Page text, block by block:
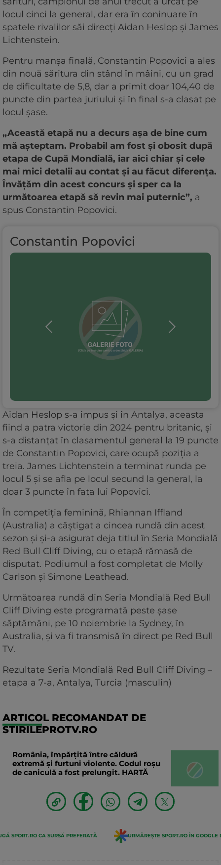
locul cinci la general, dar era în coninuare în
spatele rivalilor săi direcți Aidan Heslop și James
Lichtenstein.
Pentru manșa finală, Constantin Popovici a ales
din nouă săritura din stând în mâini, cu un grad
de dificultate de 5,8, dar a primit doar 104,40 de
puncte din partea juriului și în final s-a clasat pe
locul șase.
„Această etapă nu a decurs așa de bine cum
mă așteptam. Probabil am fost și obosit după
etapa de Cupă Mondială, iar aici chiar și cele
mai mici detalii au contat și au făcut diferența.
Învățăm din acest concurs și sper ca la
următoarea etapă să revin mai puternic”, a
spus Constantin Popovici.
Constantin Popovici
Aidan Heslop s-a impus și în Antalya, aceasta
fiind a patra victorie din 2024 pentru britanic, și
s-a distanțat în clasamentul general la 19 puncte
de Constantin Popovici, care ocupă poziția a
treia. James Lichtenstein a terminat runda pe
locul 5 și se afla pe locul secund la general, la
doar 3 puncte în fața lui Popovici.
În competiția feminină, Rhiannan Iffland
(Australia) a câștigat a cincea rundă din acest
sezon și și-a asigurat deja titlul în Seria Mondială
Red Bull Cliff Diving, cu o etapă rămasă de
disputat. Podiumul a fost completat de Molly
Carlson și Simone Leathead.
Următoarea rundă din Seria Mondială Red Bull
Cliff Diving este programată peste șase
săptămâni, pe 10 noiembrie la Sydney, în
Australia, și va fi transmisă în direct pe Red Bull
TV.
Rezultate Seria Mondială Red Bull Cliff Diving –
etapa a 7-a, Antalya, Turcia (masculin)
ARTICOL RECOMANDAT DE
STIRILEPROTV.RO
România, împărțită între căldură
extremă și furtuni violente. Codul roșu
de caniculă a fost prelungit. HARTĂ
SPORT.RO CA SURSĂ PREFERATĂ URMĂREȘTE SPORT.RO ÎN GOOGLE